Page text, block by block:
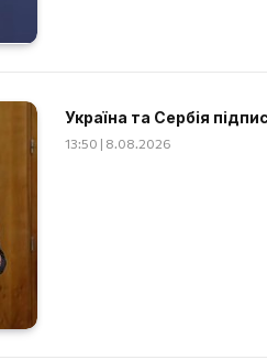
Україна та Сербія
13:50 | 8.08.2026